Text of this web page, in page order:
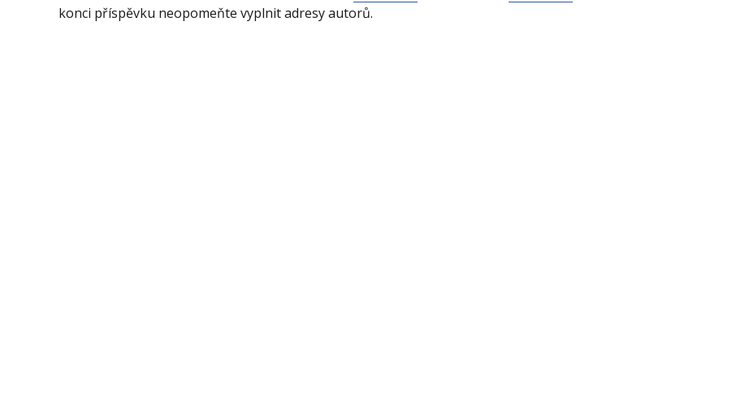
konci příspěvku neopomeňte vyplnit adresy autorů.